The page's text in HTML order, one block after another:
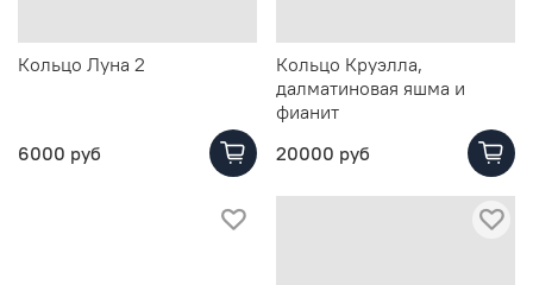
Кольцо Луна 2
6000 руб
Кольцо Круэлла,
далматиновая яшма и
фианит
20000 руб